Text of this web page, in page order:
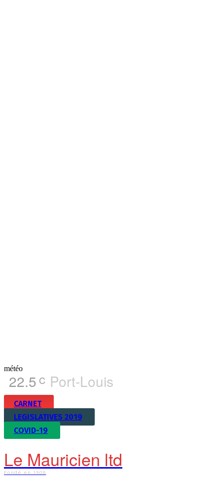
météo
22.5 C Port-Louis
CARNET
LEGISLATIVES 2019
COVID-19
Le Mauricien ltd
Fondé en 1908